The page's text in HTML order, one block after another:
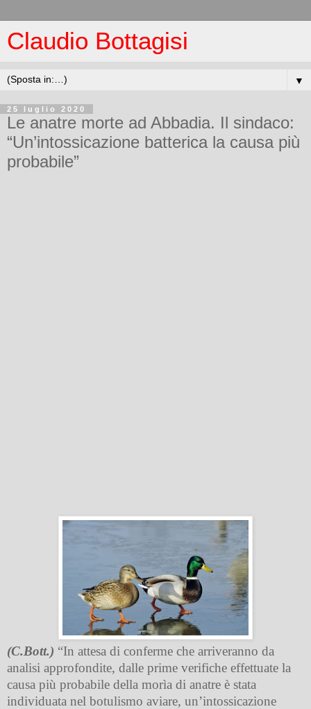
Claudio Bottagisi
▼
25 luglio 2020
Le anatre morte ad Abbadia. Il sindaco:
“Un’intossicazione batterica la causa più
probabile”
(C.Bott.) “In attesa di conferme che arriveranno da
analisi approfondite, dalle prime verifiche effettuate la
causa più probabile della morìa di anatre è stata
individuata nel botulismo aviare, un’intossicazione